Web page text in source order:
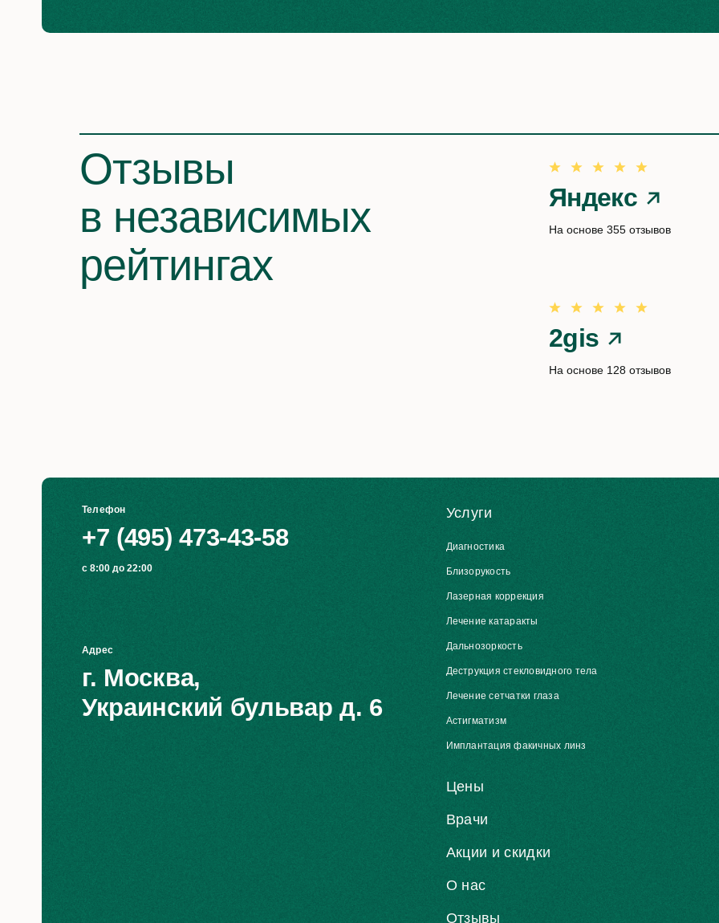
Отзывы
в независимых
рейтингах
Яндекс
На основе 355 отзывов
2gis
На основе 128 отзывов
Телефон
+7 (495) 473-43-58
с 8:00 до 22:00
Адрес
г. Москва,
Украинский бульвар д. 6
Услуги
Диагностика
Близорукость
Лазерная коррекция
Лечение катаракты
Дальнозоркость
Деструкция стекловидного тела
Лечение сетчатки глаза
Астигматизм
Имплантация факичных линз
Цены
Врачи
Акции и скидки
О нас
Отзывы